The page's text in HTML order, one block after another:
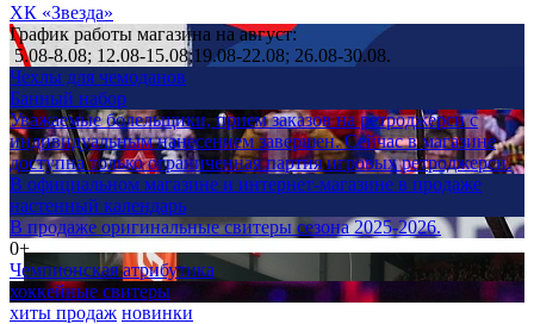
ХК «Звезда»
График работы магазина на август:
5.08-8.08; 12.08-15.08;19.08-22.08; 26.08-30.08.
Чехлы для чемоданов
Банный набор
Уважаемые болельщики, прием заказов на ретроджерси с
индивидуальным нанесением завершен. Сейчас в магазине
доступна только ограниченная партия игровых ретроджерси.
В официальном магазине и интернет-магазине в продаже
настенный календарь
В продаже оригинальные свитеры сезона 2025-2026.
0+
Чемпионская атрибутика
хоккейные свитеры
хиты продаж новинки